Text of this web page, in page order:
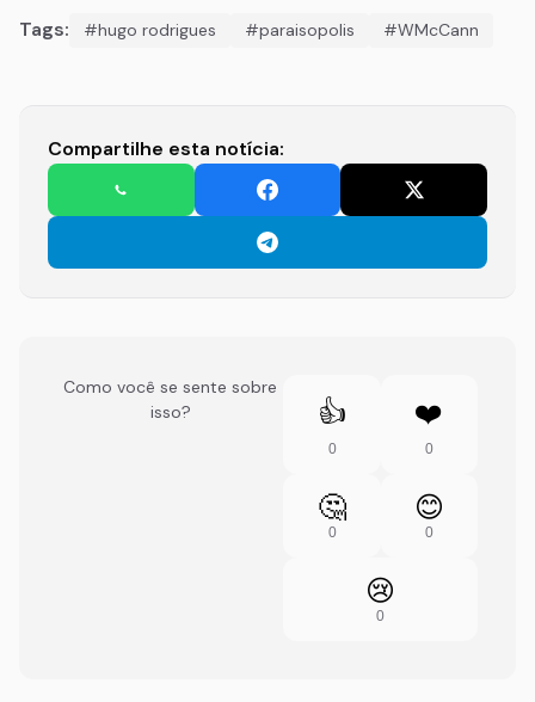
Tags: #hugo rodrigues #paraisopolis #WMcCann
Compartilhe esta notícia:
Como você se sente sobre
isso?
👍
0
❤️
0
🤔
0
😊
0
😢
0